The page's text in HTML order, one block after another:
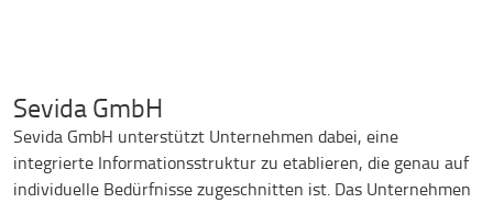
Sevida GmbH
Sevida GmbH unterstützt Unternehmen dabei, eine
integrierte Informationsstruktur zu etablieren, die genau auf
individuelle Bedürfnisse zugeschnitten ist. Das Unternehmen